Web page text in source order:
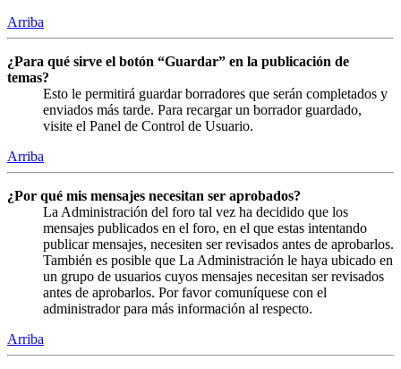
Arriba
¿Para qué sirve el botón “Guardar” en la publicación de
temas?
Esto le permitirá guardar borradores que serán completados y
enviados más tarde. Para recargar un borrador guardado,
visite el Panel de Control de Usuario.
Arriba
¿Por qué mis mensajes necesitan ser aprobados?
La Administración del foro tal vez ha decidido que los
mensajes publicados en el foro, en el que estas intentando
publicar mensajes, necesiten ser revisados antes de aprobarlos.
También es posible que La Administración le haya ubicado en
un grupo de usuarios cuyos mensajes necesitan ser revisados
antes de aprobarlos. Por favor comuníquese con el
administrador para más información al respecto.
Arriba